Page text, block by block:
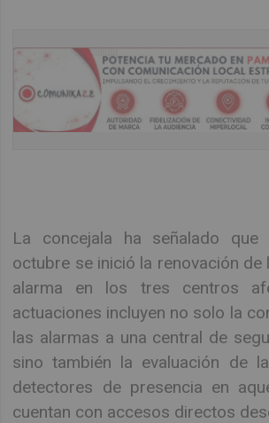
La concejala ha señalado
octubre se inició la renovación
alarma en los tres centros
actuaciones incluyen no solo la
las alarmas a una central de
sino también la evaluación de
detectores de presencia en
cuentan con accesos directos